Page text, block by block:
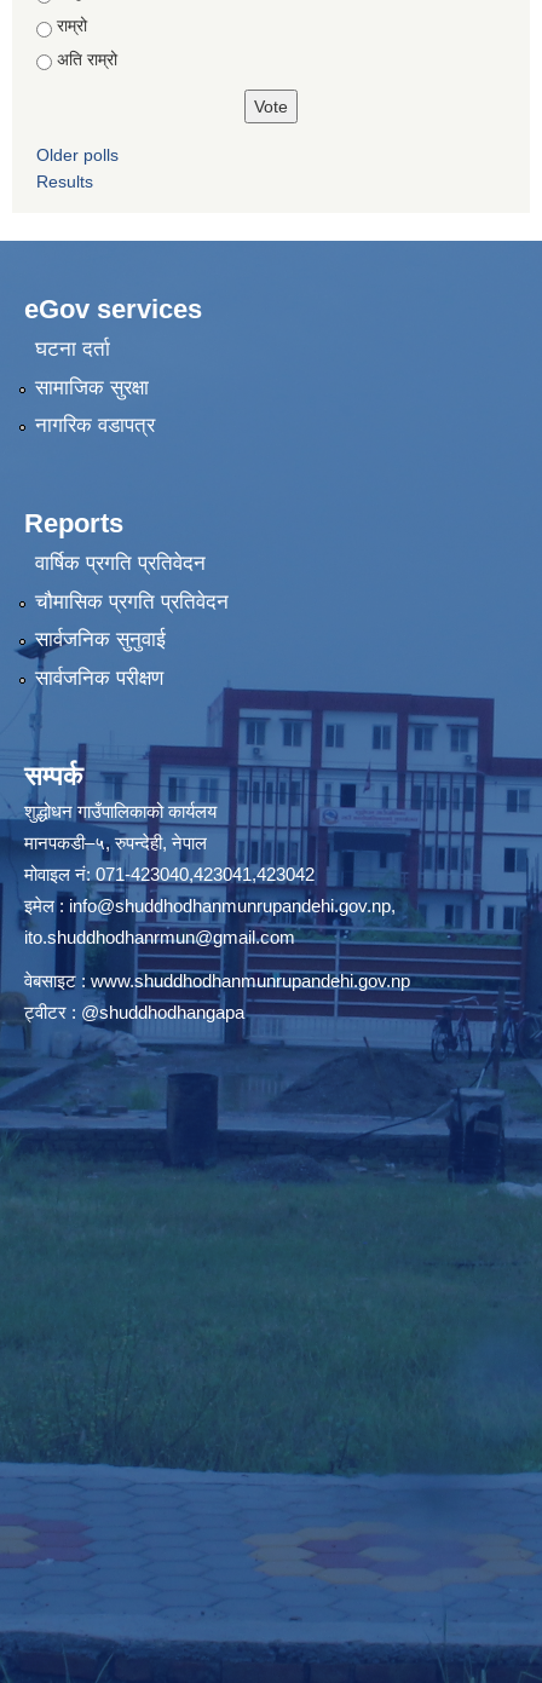
राम्रो
अति राम्रो
Older polls
Results
eGov services
घटना दर्ता
सामाजिक सुरक्षा
नागरिक वडापत्र
Reports
वार्षिक प्रगति प्रतिवेदन
चौमासिक प्रगति प्रतिवेदन
सार्वजनिक सुनुवाई
सार्वजनिक परीक्षण
सम्पर्क
शुद्धोधन गाउँपालिकाको कार्यलय
मानपकडी–५, रुपन्देही, नेपाल
मोवाइल नं: 071-423040,423041,423042
इमेल : info@shuddhodhanmunrupandehi.gov.np,
ito.shuddhodhanrmun@gmail.com
वेबसाइट : www.shuddhodhanmunrupandehi.gov.np
ट्वीटर : @shuddhodhangapa